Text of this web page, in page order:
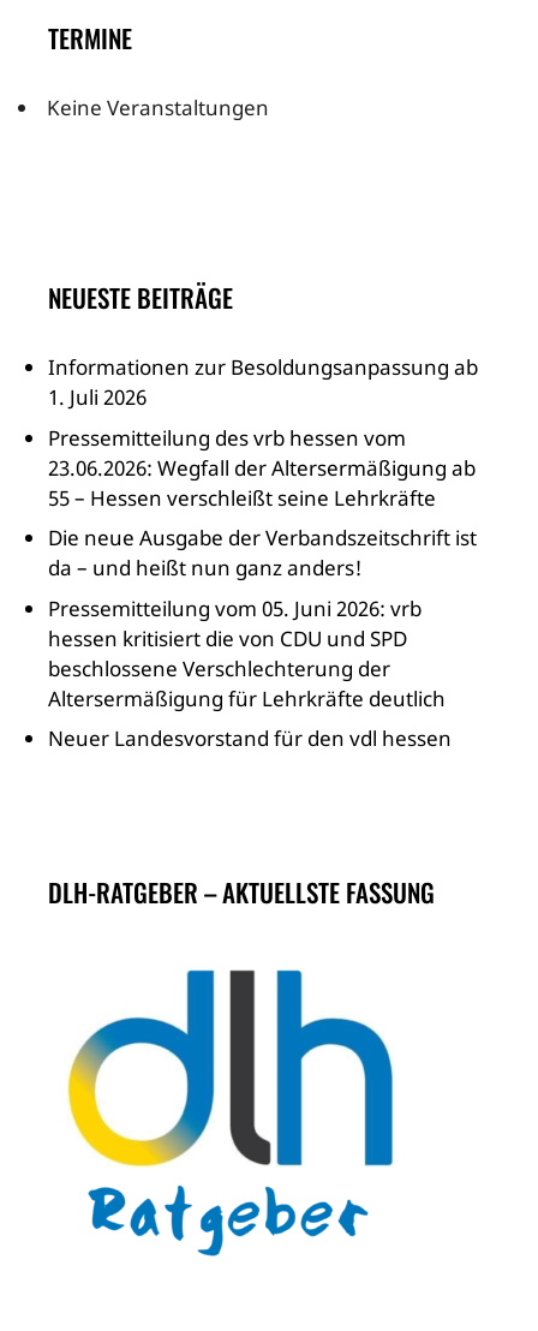
TERMINE
Keine Veranstaltungen
NEUESTE BEITRÄGE
Informationen zur Besoldungsanpassung ab
1. Juli 2026
Pressemitteilung des vrb hessen vom
23.06.2026: Wegfall der Altersermäßigung ab
55 – Hessen verschleißt seine Lehrkräfte
Die neue Ausgabe der Verbandszeitschrift ist
da – und heißt nun ganz anders!
Pressemitteilung vom 05. Juni 2026: vrb
hessen kritisiert die von CDU und SPD
beschlossene Verschlechterung der
Altersermäßigung für Lehrkräfte deutlich
Neuer Landesvorstand für den vdl hessen
DLH-RATGEBER – AKTUELLSTE FASSUNG